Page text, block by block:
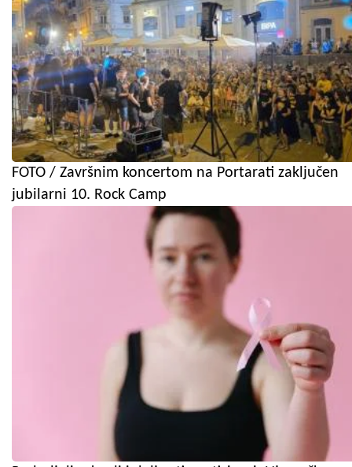
FOTO / Završnim koncertom na Portarati zaključen
jubilarni 10. Rock Camp